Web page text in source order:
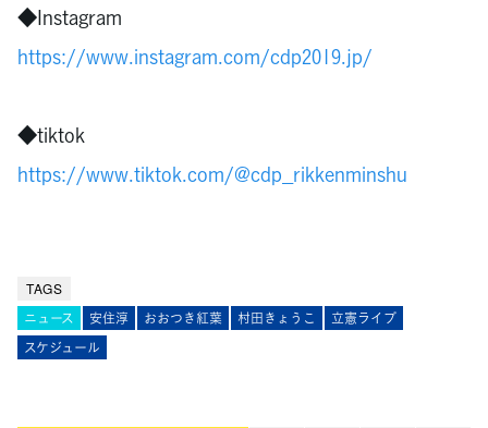
◆Instagram
https://www.instagram.com/cdp2019.jp/
◆tiktok
https://www.tiktok.com/@cdp_rikkenminshu
TAGS
ニュース 安住淳 おおつき紅葉 村田きょうこ
立憲ライブ
スケジュール